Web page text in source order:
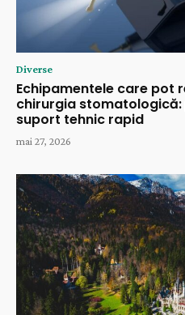
Diverse
Echipamentele care pot
chirurgia
suport tehnic rapid
mai 27, 2026